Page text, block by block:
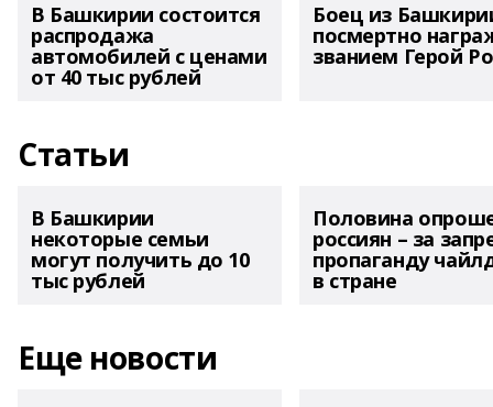
В Башкирии состоится
распродажа
автомобилей с ценами
от 40 тыс рублей
Боец из
посмертно
званием Герой
Статьи
В Башкирии
некоторые семьи
могут получить до 10
тыс рублей
Половина
россиян – за
пропаганду
в стране
Еще новости